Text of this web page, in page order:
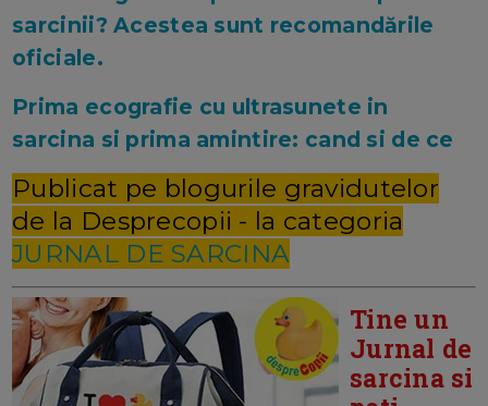
sarcinii? Acestea sunt recomandările
oficiale.
Prima ecografie cu ultrasunete in
sarcina si prima amintire: cand si de ce
Publicat pe blogurile gravidutelor
de la Desprecopii - la categoria
JURNAL DE SARCINA
Tine un
Jurnal de
sarcina si